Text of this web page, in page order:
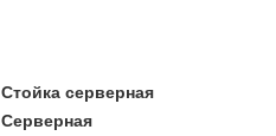
Стойка серверная
Серверная